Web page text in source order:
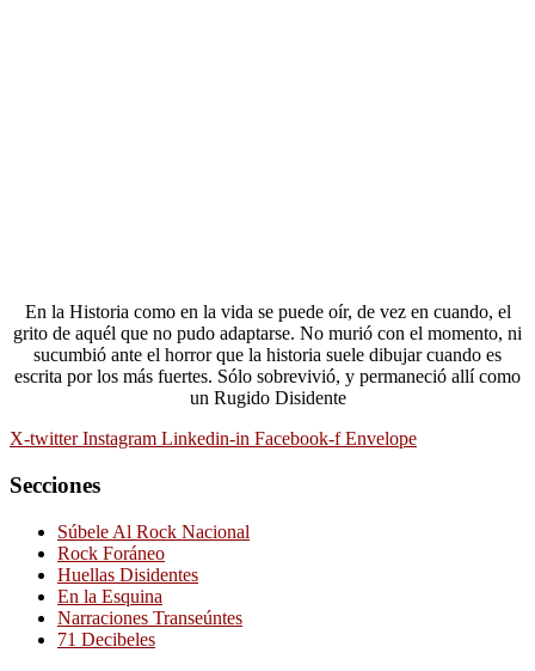
En la Historia como en la vida se puede oír, de vez en cuando, el
grito de aquél que no pudo adaptarse. No murió con el momento, ni
sucumbió ante el horror que la historia suele dibujar cuando es
escrita por los más fuertes. Sólo sobrevivió, y permaneció allí como
un Rugido Disidente
X-twitter Instagram Linkedin-in Facebook-f Envelope
Secciones
Súbele Al Rock Nacional
Rock Foráneo
Huellas Disidentes
En la Esquina
Narraciones Transeúntes
71 Decibeles